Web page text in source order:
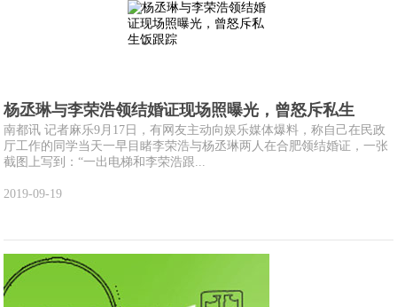
杨丞琳与李荣浩领结婚证现场照曝光，曾怒斥私生
南都讯 记者麻乐9月17日，有网友主动向娱乐媒体爆料，称自己在民政
厅工作的同学当天一早目睹李荣浩与杨丞琳两人在合肥领结婚证，一张
截图上写到：“一出电梯和李荣浩跟...
2019-09-19